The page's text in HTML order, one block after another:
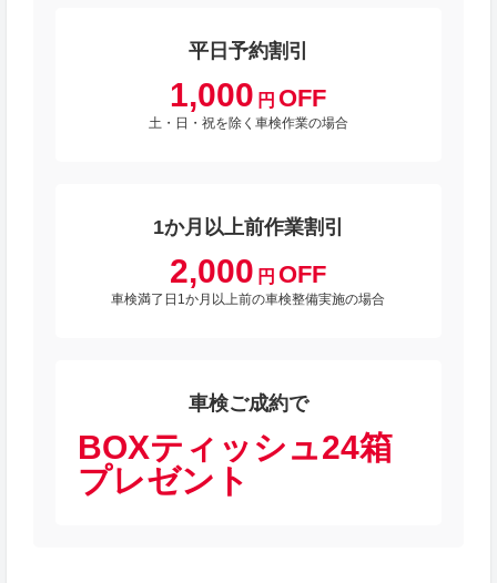
平日予約割引
1,000円 OFF
土・日・祝を除く車検作業の場合
1か月以上前作業割引
2,000円 OFF
車検満了日1か月以上前の車検整備実施の場合
車検ご成約で
BOXティッシュ24箱
プレゼント